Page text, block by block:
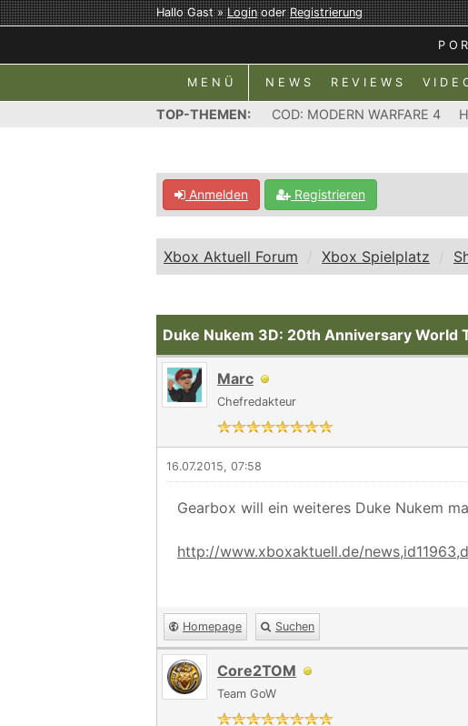
Hallo Gast »LoginoderRegistrierung
MENÜ NEWS REVIEWS
TOP-THEMEN: COD: MODERN WARFARE 4
Anmelden Registrieren
Xbox Aktuell Forum Xbox Spielplatz
Duke Nukem 3D: 20th Anniversary World
Marc
Chefredakteur
16.07.2015, 07:58
Gearbox will ein weiteres Duke Nukem
http://www.xboxaktuell.de/
Homepage Suchen
Core2TOM
Team GoW